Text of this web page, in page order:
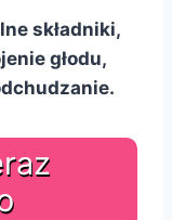
składniki,
głodu,